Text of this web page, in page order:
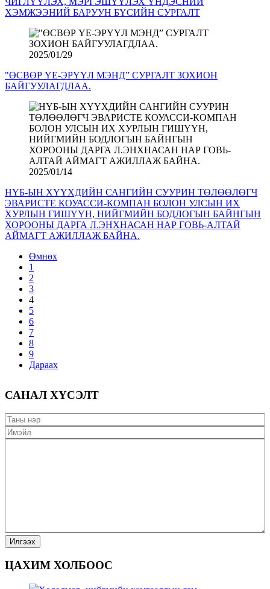
ХЭМЖЭЭНИЙ БАРУУН БҮСИЙН СУРГАЛТ
2025/01/29
"ӨСВӨР ҮЕ-ЭРҮҮЛ МЭНД” СУРГАЛТ ЗОХИОН
БАЙГУУЛАГДЛАА.
2025/01/14
НҮБ-ЫН ХҮҮХДИЙН САНГИЙН СУУРИН ТӨЛӨӨЛӨГЧ
ЭВАРИСТЕ КОУАССИ-КОМПАН БОЛОН УЛСЫН ИХ
ХУРЛЫН ГИШҮҮН, НИЙГМИЙН БОДЛОГЫН БАЙНГЫН
ХОРООНЫ ДАРГА Л.ЭНХНАСАН НАР ГОВЬ-АЛТАЙ
АЙМАГТ АЖИЛЛАЖ БАЙНА.
Өмнөх
1
2
3
4
5
6
7
8
9
Дараах
САНАЛ ХҮСЭЛТ
ЦАХИМ ХОЛБООС